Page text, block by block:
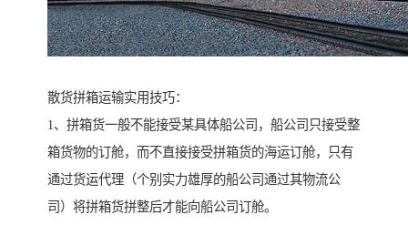
散货拼箱运输实用技巧：
1、拼箱货一般不能接受某具体船公司，船公司只接受整
箱货物的订舱，而不直接接受拼箱货的海运订舱，只有
通过货运代理（个别实力雄厚的船公司通过其物流公
司）将拼箱货拼整后才能向船公司订舱。